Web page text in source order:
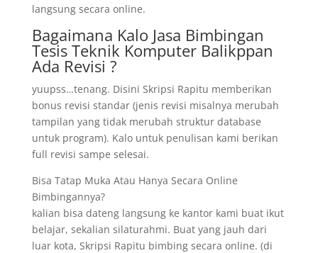
langsung secara online.
Bagaimana Kalo Jasa Bimbingan
Tesis Teknik Komputer Balikppan
Ada Revisi ?
yuupss…tenang. Disini Skripsi Rapitu memberikan
bonus revisi standar (jenis revisi misalnya merubah
tampilan yang tidak merubah struktur database
untuk program). Kalo untuk penulisan kami berikan
full revisi sampe selesai.
Bisa Tatap Muka Atau Hanya Secara Online
Bimbingannya?
kalian bisa dateng langsung ke kantor kami buat ikut
belajar, sekalian silaturahmi. Buat yang jauh dari
luar kota, Skripsi Rapitu bimbing secara online. (di